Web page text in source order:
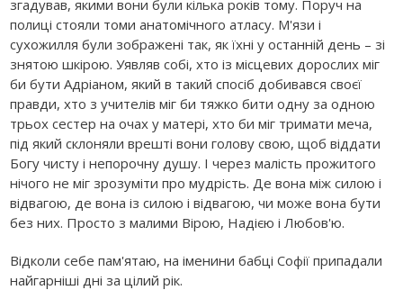
згадував, якими вони були кілька років тому. Поруч на
полиці стояли томи анатомічного атласу. М'язи і
сухожилля були зображені так, як їхні у останній день – зі
знятою шкірою. Уявляв собі, хто із місцевих дорослих міг
би бути Адріаном, який в такий спосіб добивався своєї
правди, хто з учителів міг би тяжко бити одну за одною
трьох сестер на очах у матері, хто би міг тримати меча,
під який склоняли врешті вони голову свою, щоб віддати
Богу чисту і непорочну душу. І через малість прожитого
нічого не міг зрозуміти про мудрість. Де вона між силою і
відвагою, де вона із силою і відвагою, чи може вона бути
без них. Просто з малими Вірою, Надією і Любов'ю.
Відколи себе пам'ятаю, на іменини бабці Софії припадали
найгарніші дні за цілий рік.